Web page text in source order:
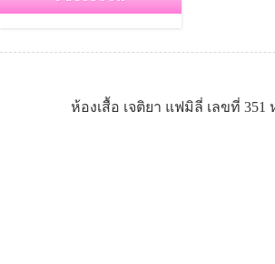
ห้องเสื้อ เจติยา แฟมิลี่ เลขที่ 351